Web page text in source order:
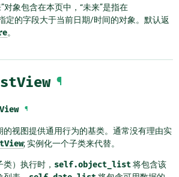
对象包含在本页中，“未来”是指在
定的字段大于当前日期/时间的对象。默认返
。
¶
¶
的视图提供通用行为的基类。通常没有理由实
; 实例化一个子类来代替。
）执行时， self.object_list将包含该